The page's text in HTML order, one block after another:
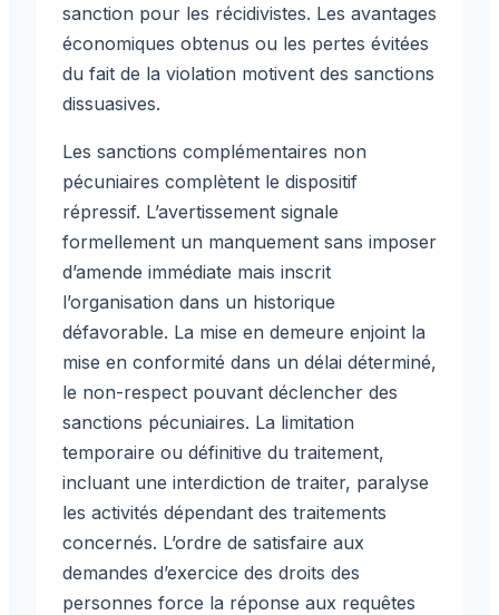
sanction pour les récidivistes. Les avantages
économiques obtenus ou les pertes évitées
du fait de la violation motivent des sanctions
dissuasives.
Les sanctions complémentaires non
pécuniaires complètent le dispositif
répressif. L’avertissement signale
formellement un manquement sans imposer
d’amende immédiate mais inscrit
l’organisation dans un historique
défavorable. La mise en demeure enjoint la
mise en conformité dans un délai déterminé,
le non-respect pouvant déclencher des
sanctions pécuniaires. La limitation
temporaire ou définitive du traitement,
incluant une interdiction de traiter, paralyse
les activités dépendant des traitements
concernés. L’ordre de satisfaire aux
demandes d’exercice des droits des
personnes force la réponse aux requêtes